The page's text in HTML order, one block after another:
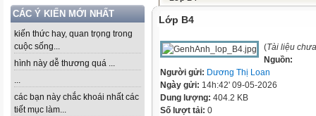
CÁC Ý KIẾN MỚI NHẤT
kiến thức hay, quan trọng trong
cuộc sống...
hình này dễ thương quá ...
...
các bạn này chắc khoái nhất các
tiết mục làm...
Lớp B4
(Tài liệu
Nguồn:
Người gửi: Dương Thị Loan
Ngày gửi: 14h:42' 09-05-2026
Dung lượng: 404.2 KB
Số lượt tải: 0